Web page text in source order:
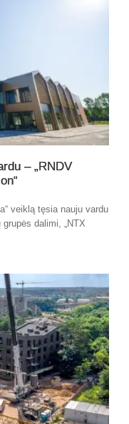
– „RNDV
veiklą tęsia nauju vardu
dalimi, „NTX